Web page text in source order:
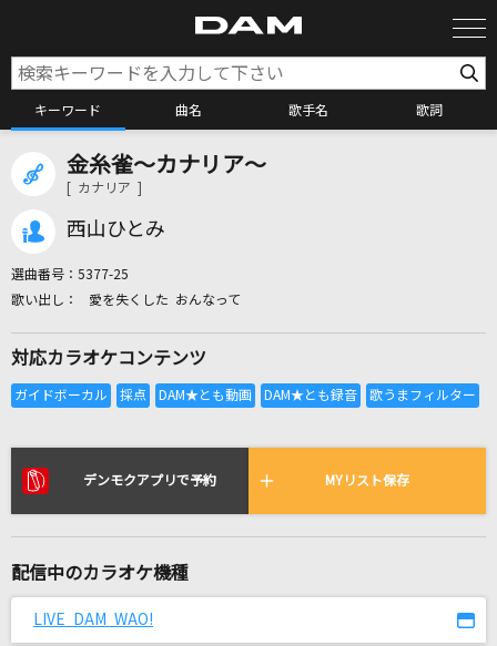
キーワード 曲名 歌手名 歌詞
カラオケ検索
全国りれき
桑田佳祐
音田雅則
金糸雀～カナリア～
[ カナリア ]
西山ひとみ
選曲番号： 5377-25
愛を失くした おんなって
対応カラオケコンテンツ
デンモクアプリで予約 MYリスト保存
配信中のカラオケ機種
LIVE DAM WAO!